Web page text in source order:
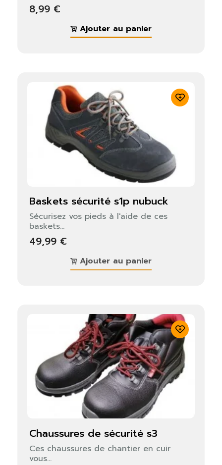
8,99 €
Ajouter au panier
baskets sécurité s1p nubuck
Sécurisez vos pieds à l'aide de ces
baskets...
49,99 €
Ajouter au panier
chaussures de sécurité s3
Ces chaussures de chantier en cuir
vous...